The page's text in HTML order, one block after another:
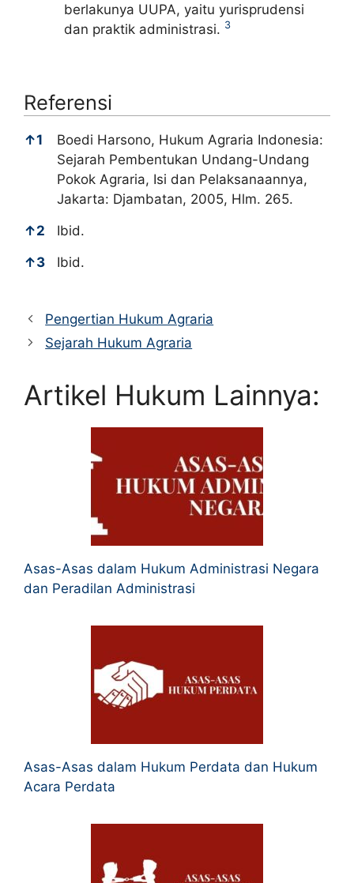
berlakunya UUPA, yaitu yurisprudensi
dan praktik administrasi. 3
Referensi
Referensi
↑1
Boedi Harsono, Hukum Agraria Indonesia:
Sejarah Pembentukan Undang-Undang
Pokok Agraria, Isi dan Pelaksanaannya,
Jakarta: Djambatan, 2005, Hlm. 265.
↑2
Ibid.
↑3 Ibid.
Pengertian Hukum Agraria
Sejarah Hukum Agraria
Artikel Hukum Lainnya:
Asas-Asas dalam Hukum Administrasi Negara
dan Peradilan Administrasi
Asas-Asas dalam Hukum Perdata dan Hukum
Acara Perdata